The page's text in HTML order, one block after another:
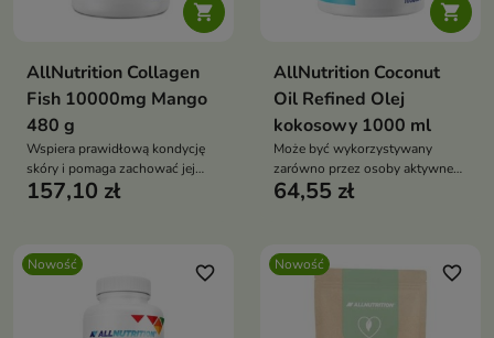

AllNutrition Collagen
Fish 10000mg Mango
480 g
Wspiera prawidłową kondycję
skóry i pomaga zachować jej
elastyczność.
157,10 zł

AllNutrition Coconut
Oil Refined Olej
kokosowy 1000 ml
Może być wykorzystywany
zarówno przez osoby aktywne
fizycznie, jak i wszystkich, którzy
64,55 zł
Nowość favorite_border Nowość favorite_border